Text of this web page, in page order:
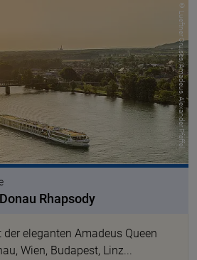
© Lueftner Cruises/Amadeus, Alexander Pfeffel
Rhapsody
eleganten Amadeus Queen
Wien, Budapest, Linz...